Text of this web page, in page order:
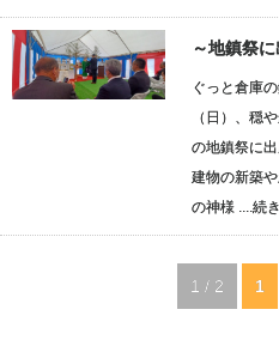
～地鎮祭
ぐっと倉庫
（日）、穏
の地鎮祭に
建物の新築
の神様 ....続
1 / 2 1